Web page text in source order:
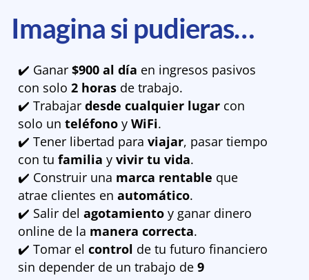
Imagina si pudieras…
✔️ Ganar $900 al día en ingresos pasivos
con solo 2 horas de trabajo.
✔️ Trabajar desde cualquier lugar con
solo un teléfono y WiFi.
✔️ Tener libertad para viajar, pasar tiempo
con tu familia y vivir tu vida.
✔️ Construir una marca rentable que
atrae clientes en automático.
✔️ Salir del agotamiento y ganar dinero
online de la manera correcta.
✔️ Tomar el control de tu futuro financiero
sin depender de un trabajo de 9